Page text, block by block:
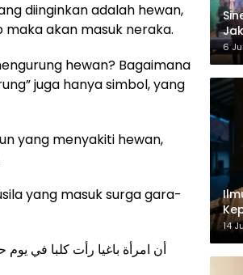
diinginkan adalah hewan,
maka akan masuk neraka.
hewan? Bagaimana
juga hanya simbol, yang
yang menyakiti hewan,
yang masuk surga gara-
أن امرأة باغيا رأت كلبا في
6
14